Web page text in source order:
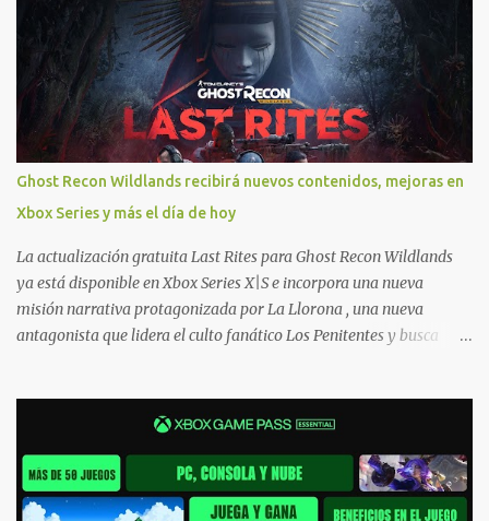
jugarlos y mantener un progreso compartido en Windows PC y
Xbox, y tenemos un listado de juegos compatibles por acá . ¿Aún
necesitas una mano con las compras? Tenemos un tutorial extenso
o en vídeo para que se quiten todas las dudas generales de cómo
hacer compras en Xbox . Podes consultar un listado más completo
de promociones desde xbox.com. El post puede tener
actualizaciones regulares o cambios ante cualquier error. Ofertas
- Argentina Ofertas - Chile Ofertas - Colombia Ofertas - México
Ofertas - Estados Unidos Ofertas - España Todas las ofertas de
Xbox One también aplican a Xbox Series, a excepción de los jue...
Ghost Recon Wildlands recibirá nuevos contenidos, mejoras en
Xbox Series y más el día de hoy
La actualización gratuita Last Rites para Ghost Recon Wildlands
ya está disponible en Xbox Series X|S e incorpora una nueva
misión narrativa protagonizada por La Llorona , una nueva
antagonista que lidera el culto fanático Los Penitentes y busca
Predator , uno de los desafíos más recordados por la comunidad,
junto con múltiples mejoras centradas en ampliar la libertad de
juego. Uno de los aspectos más importantes de Last Rites es la
gran cantidad de opciones de personalización incorporadas. Ahora